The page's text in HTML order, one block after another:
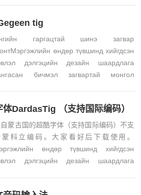
tig
гаргацтай шинэ загвар
өндөр түвшинд хийгдсэн
дэлгэцийн дезайн шаардлага
бичмэл загвартай монгол
DardasTig （支持国际编码）
蒙古国的超酷字体（支持国际编码）不支
蒙科立编码。大家看好后下载使用。
өндөр түвшинд хийгдсэн
дэлгэцийн дезайн шаардлага